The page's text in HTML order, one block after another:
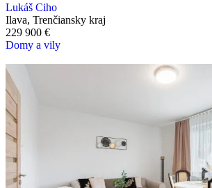
Lukáš Ciho
Ilava, Trenčiansky kraj
229 900 €
Domy a vily